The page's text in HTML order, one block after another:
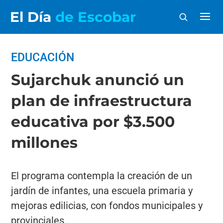
El Día de Escobar
EDUCACIÓN
Sujarchuk anunció un
plan de infraestructura
educativa por $3.500
millones
El programa contempla la creación de un
jardín de infantes, una escuela primaria y
mejoras edilicias, con fondos municipales y
provinciales.